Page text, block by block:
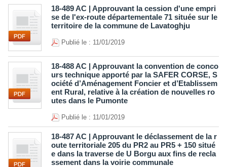
18-489 AC | Approuvant la cession d'une empri
se de l'ex-route départementale 71 située sur le
territoire de la commune de Lavatoghju
Publié le : 11/01/2019
18-488 AC | Approuvant la convention de conco
urs technique apporté par la SAFER CORSE, S
ociété d’Aménagement Foncier et d’Etablissem
ent Rural, relative à la création de nouvelles ro
utes dans le Pumonte
Publié le : 11/01/2019
18-487 AC | Approuvant le déclassement de la r
oute territoriale 205 du PR2 au PR5 + 150 situé
e dans la traverse de U Borgu aux fins de recla
ssement dans la voirie communale